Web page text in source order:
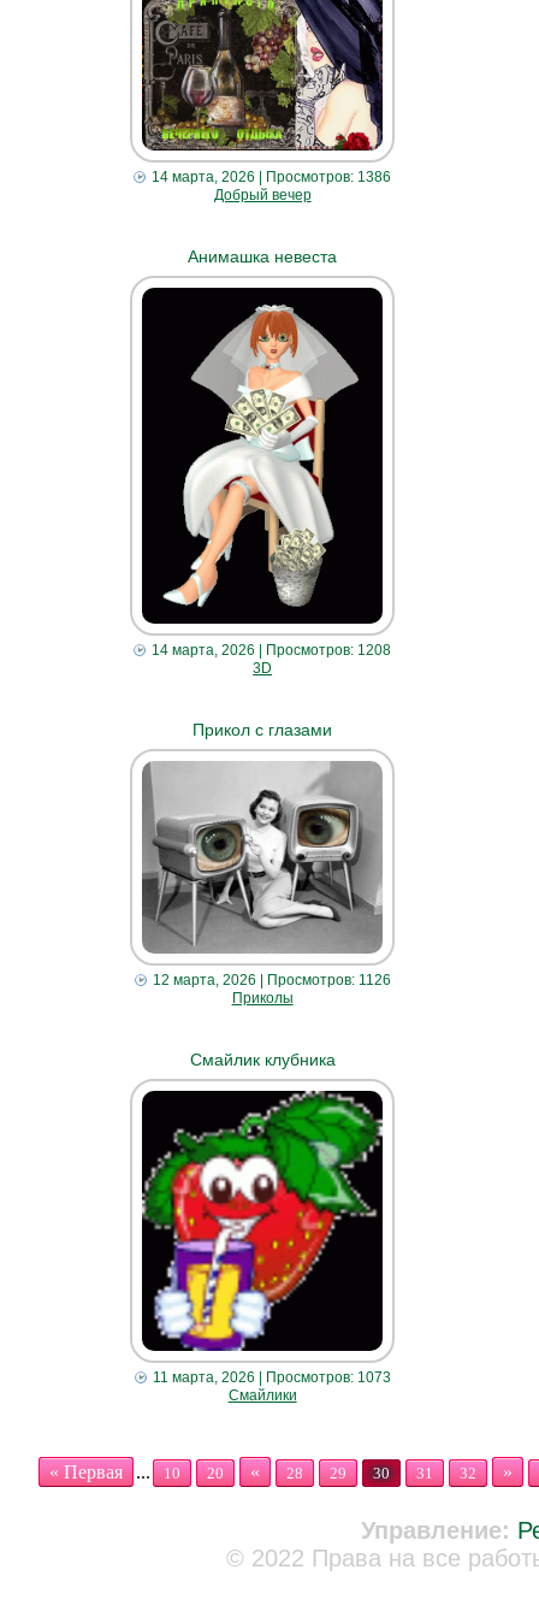
14 марта, 2026 | Просмотров: 1386
Добрый вечер
Анимашка невеста
14 марта, 2026 | Просмотров: 1208
3D
Прикол с глазами
12 марта, 2026 | Просмотров: 1126
Приколы
Смайлик клубника
11 марта, 2026 | Просмотров: 1073
Смайлики
« Первая ... 10 20 « 28 29 30 31 32 »
Управление:
© 2022 Права на все